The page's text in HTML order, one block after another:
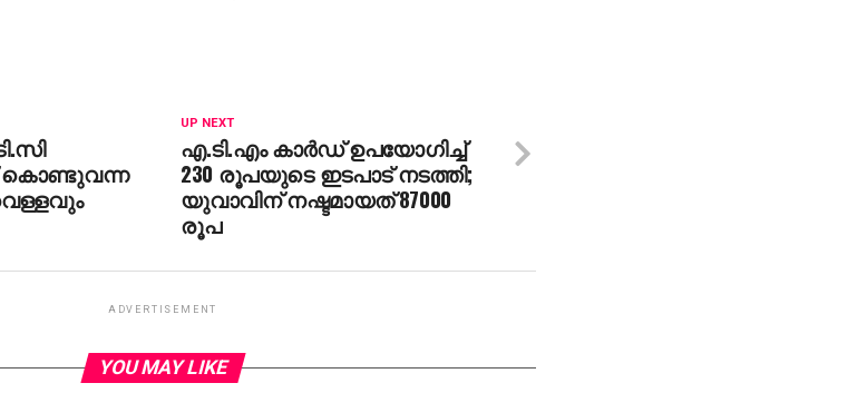
UP NEXT
എ.ടി.എം കാര്‍ഡ് ഉപയോഗിച്ച്
230 രൂപയുടെ ഇടപാട് നടത്തി;
യുവാവിന് നഷ്ടമായത് 87000
രൂപ
കൊണ്ടുവന്ന
ADVERTISEMENT
YOU MAY LIKE